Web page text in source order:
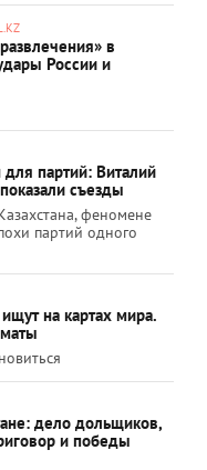
в
России и
партий: Виталий
съезды
феномене
партий одного
на картах мира.
дело дольщиков,
и победы